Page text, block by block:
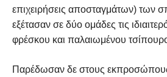
επιχειρήσεις αποσταγμάτων) των
εξέτασαν σε δύο ομάδες τις
φρέσκου και παλαιωμένου
Παρέδωσαν δε στους